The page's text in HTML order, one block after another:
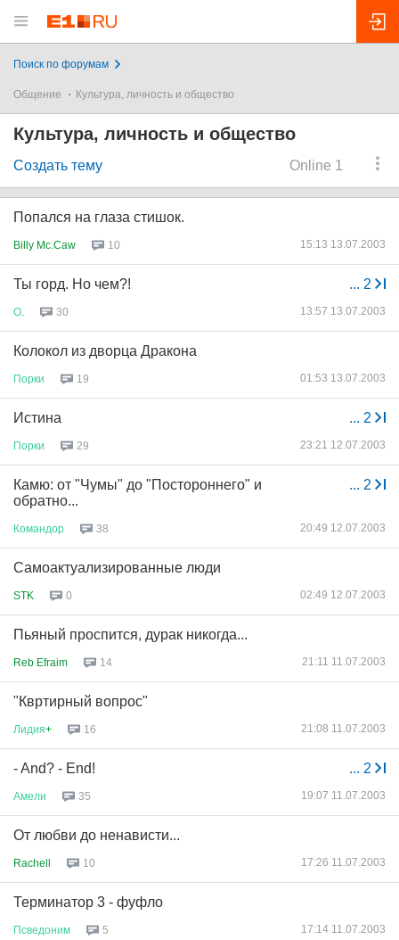
Поиск по форумам
Общение Культура, личность и общество
Культура, личность и общество
Online 1
Создать тему
Попался на глаза стишок.
Billy Mc.Caw 10 15:13 13.07.2003
... 2
Ты горд. Но чем?!
О 30 13:57 13.07.2003
Колокол из дворца Дракона
Порки 19 01:53 13.07.2003
... 2
Истина
Порки 29 23:21 12.07.2003
... 2
Камю: от "Чумы" до "Постороннего" и
обратно...
Командор 38 20:49 12.07.2003
Самоактуализированные люди
STK 0 02:49 12.07.2003
Пьяный проспится, дурак никогда...
Reb Efraim 14 21:11 11.07.2003
"Квртирный вопрос"
Лидия+ 16 21:08 11.07.2003
... 2
- And? - End!
Амели 35 19:07 11.07.2003
От любви до ненависти...
Rachell 10 17:26 11.07.2003
Терминатор 3 - фуфло
Псведоним 5 17:14 11.07.2003